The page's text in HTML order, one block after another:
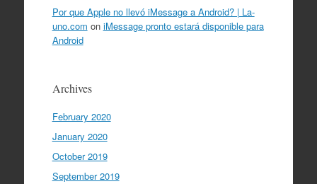
Por que Apple no llevó iMessage a Android? | La-
uno.com on iMessage pronto estará disponible para
Android
Archives
February 2020
January 2020
October 2019
September 2019